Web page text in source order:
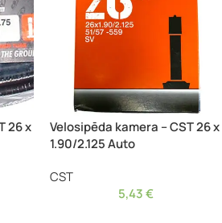
26 x
Velosipēda kamera – CST 26 x
1.90/2.125 Auto
CST
5,43€